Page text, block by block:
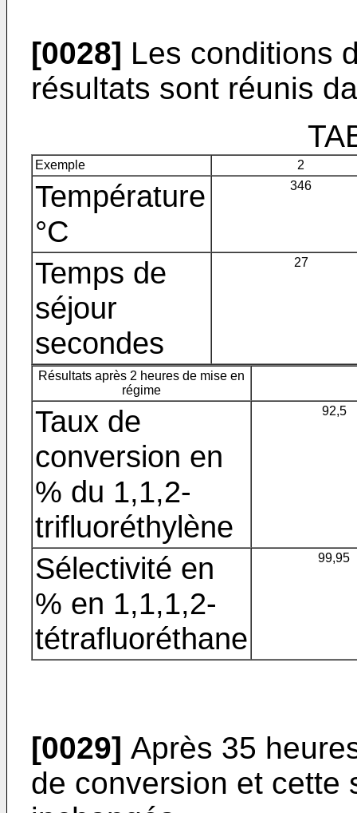
[0028] Les conditions
résultats sont réunis
Exemple 2
Température
°C
346
Temps de
séjour
secondes
27
Résultats après 2 heures de mise en
régime
Taux de
conversion en
% du 1,1,2-
trifluoréthylène
92,5
Sélectivité en
% en 1,1,1,2-
tétrafluoréthane
99,95
[0029] Après 35
de conversion et cette